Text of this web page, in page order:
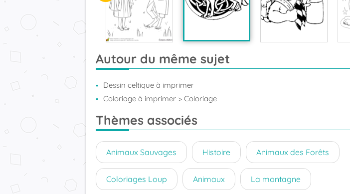
Autour du même sujet
Dessin celtique à imprimer
Coloriage à imprimer > Coloriage
Thèmes associés
Animaux Sauvages Histoire Animaux des Forêts
Coloriages Loup Animaux La montagne